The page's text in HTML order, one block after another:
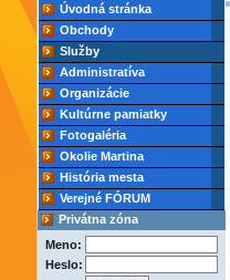
Úvodná stránka
Obchody
Služby
Administratíva
Organizácie
Kultúrne pamiatky
Fotogaléria
Okolie Martina
História mesta
Verejné FÓRUM
Privátna zóna
Meno:
Heslo: